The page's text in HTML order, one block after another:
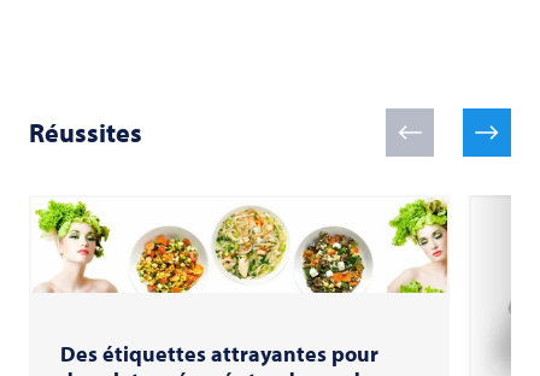
Réussites
Des étiquettes attrayantes pour